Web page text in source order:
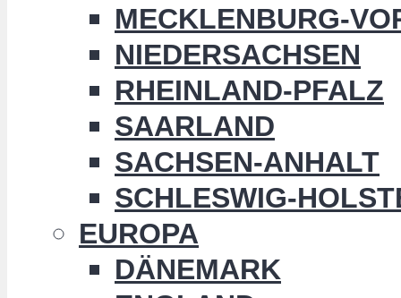
MECKLENBURG-
NIEDERSACHSEN
RHEINLAND-PFALZ
SAARLAND
SACHSEN-ANHALT
SCHLESWIG-
EUROPA
DÄNEMARK